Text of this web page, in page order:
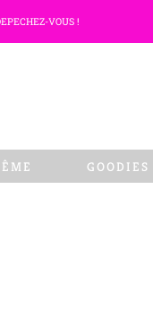
VOUS !
GOODIES